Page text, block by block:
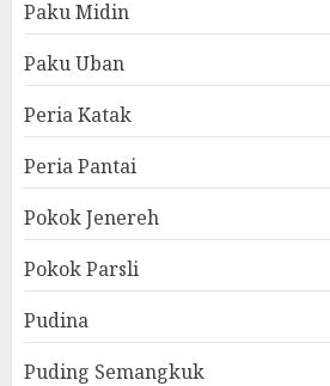
Paku Midin
Paku Uban
Peria Katak
Peria Pantai
Pokok Jenereh
Pokok Parsli
Pudina
Puding Semangkuk